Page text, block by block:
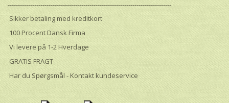
--------------------------------------------------------------------------------
Sikker betaling med kreditkort
100 Procent Dansk Firma
Vi levere på 1-2 Hverdage
GRATIS FRAGT
Har du Spørgsmål - Kontakt kundeservice